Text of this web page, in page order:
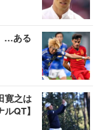
…ある
寛之は
QT】